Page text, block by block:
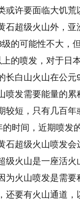
或许要面临大饥荒
石超级火山外，
的可能性不大，
的喷发，对于日
长白山火山在公元
喷发需要能量的
较短，只有几百
时间，近期喷发
石超级火山喷发会
级火山是一座活火
为火山喷发是需
还要有火山通道，